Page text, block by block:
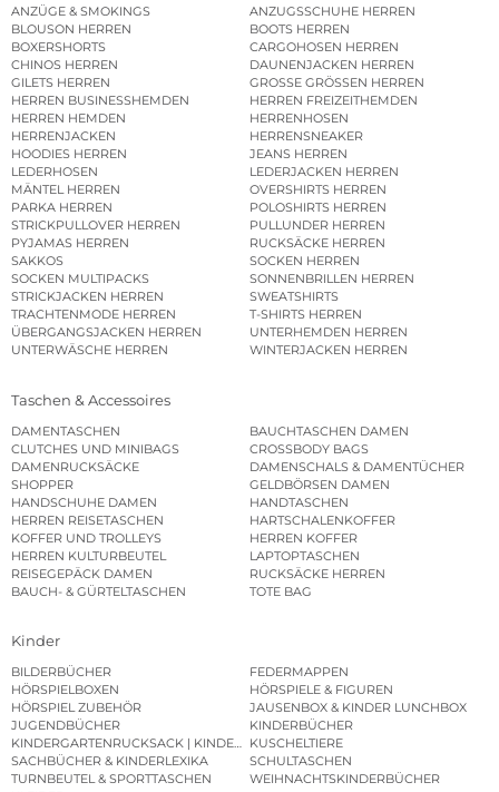
ANZÜGE & SMOKINGS
ANZUGSSCHUHE HERREN
BLOUSON HERREN
BOOTS HERREN
BOXERSHORTS
CARGOHOSEN HERREN
CHINOS HERREN
DAUNENJACKEN HERREN
GILETS HERREN
GROSSE GRÖSSEN HERREN
HERREN BUSINESSHEMDEN
HERREN FREIZEITHEMDEN
HERREN HEMDEN
HERRENHOSEN
HERRENJACKEN
HERRENSNEAKER
HOODIES HERREN
JEANS HERREN
LEDERHOSEN
LEDERJACKEN HERREN
MÄNTEL HERREN
OVERSHIRTS HERREN
PARKA HERREN
POLOSHIRTS HERREN
STRICKPULLOVER HERREN
PULLUNDER HERREN
PYJAMAS HERREN
RUCKSÄCKE HERREN
SAKKOS
SOCKEN HERREN
SOCKEN MULTIPACKS
SONNENBRILLEN HERREN
STRICKJACKEN HERREN
SWEATSHIRTS
TRACHTENMODE HERREN
T-SHIRTS HERREN
ÜBERGANGSJACKEN HERREN
UNTERHEMDEN HERREN
UNTERWÄSCHE HERREN
WINTERJACKEN HERREN
Taschen & Accessoires
DAMENTASCHEN
BAUCHTASCHEN DAMEN
CLUTCHES UND MINIBAGS
CROSSBODY BAGS
DAMENRUCKSÄCKE
DAMENSCHALS & DAMENTÜCHER
SHOPPER
GELDBÖRSEN DAMEN
HANDSCHUHE DAMEN
HANDTASCHEN
HERREN REISETASCHEN
HARTSCHALENKOFFER
KOFFER UND TROLLEYS
HERREN KOFFER
HERREN KULTURBEUTEL
LAPTOPTASCHEN
REISEGEPÄCK DAMEN
RUCKSÄCKE HERREN
BAUCH- & GÜRTELTASCHEN
TOTE BAG
Kinder
BILDERBÜCHER
FEDERMAPPEN
HÖRSPIELBOXEN
HÖRSPIELE & FIGUREN
HÖRSPIEL ZUBEHÖR
JAUSENBOX & KINDER LUNCHBOX
JUGENDBÜCHER
KINDERBÜCHER
KINDERGARTENRUCKSACK | KINDERGARTENBEUTEL
KUSCHELTIERE
SACHBÜCHER & KINDERLEXIKA
SCHULTASCHEN
TURNBEUTEL & SPORTTASCHEN
WEIHNACHTSKINDERBÜCHER